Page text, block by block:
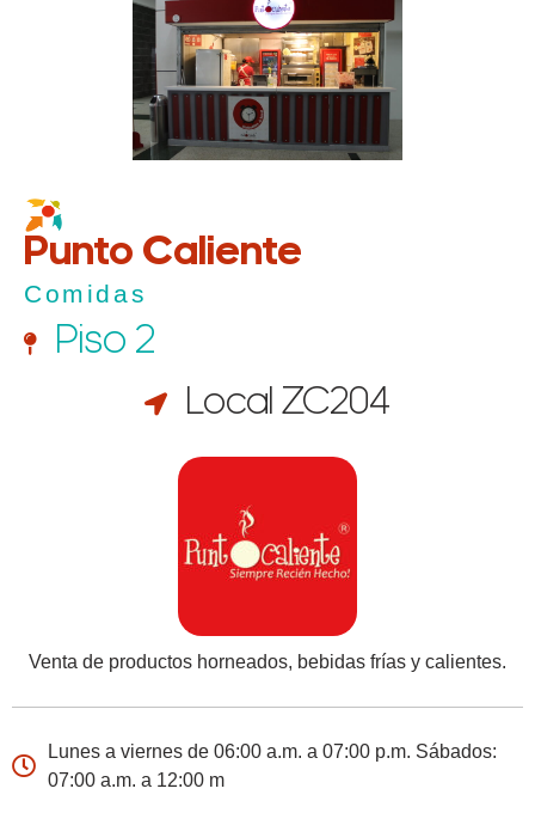
Punto Caliente
Comidas
Piso 2
Local ZC204
Venta de productos horneados, bebidas frías y calientes.
Lunes a viernes de 06:00 a.m. a 07:00 p.m. Sábados:
07:00 a.m. a 12:00 m